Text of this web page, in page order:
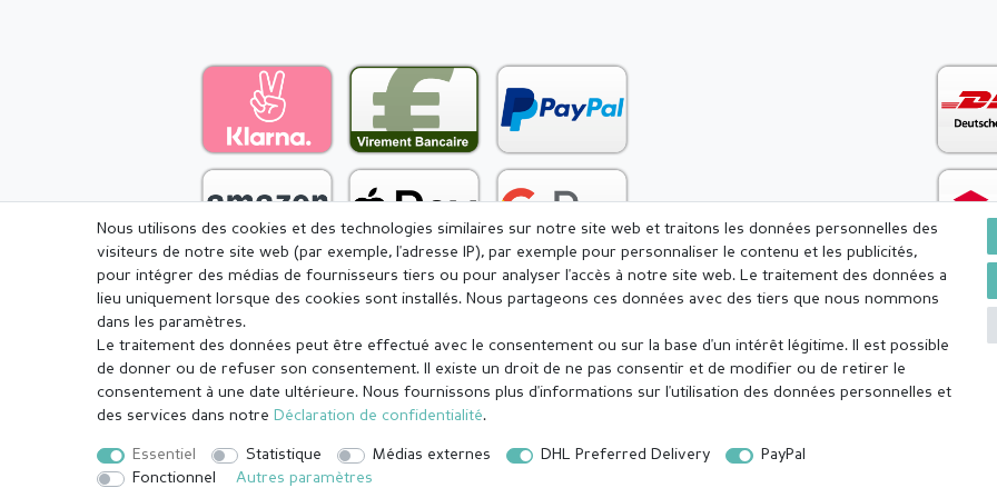
Mentions légales Déclaration de confidentialité Conditions générales Droit de rétractation
¹ Toutes les commandes payées avant 14 heures sont expédiées le jour même (du lundi au vendredi, sauf jours fériés), sauf les articles fabriqués
Nous utilisons des cookies et des technologies similaires sur notre site web et traitons les données personnelles des
visiteurs de notre site web (par exemple, l'adresse IP), par exemple pour personnaliser le contenu et les publicités,
pour intégrer des médias de fournisseurs tiers ou pour analyser l'accès à notre site web. Le traitement des données a
lieu uniquement lorsque des cookies sont installés. Nous partageons ces données avec des tiers que nous nommons
dans les paramètres.
Le traitement des données peut être effectué avec le consentement ou sur la base d'un intérêt légitime. Il est possible
de donner ou de refuser son consentement. Il existe un droit de ne pas consentir et de modifier ou de retirer le
consentement à une date ultérieure. Nous fournissons plus d'informations sur l'utilisation des données personnelles et
des services dans notre Déclaration de confidentialité.
Essentiel Statistique Médias externes DHL Preferred Delivery
PayPal
Fonctionnel
Autres paramètres